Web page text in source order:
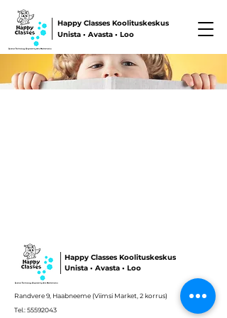
Happy Classes Koolituskeskus
Unista • Avasta • Loo
Happy Classes Koolituskeskus
Unista • Avasta • Loo
Randvere 9, Haabneeme (Viimsi Market, 2 korrus)
Tel.:55592043